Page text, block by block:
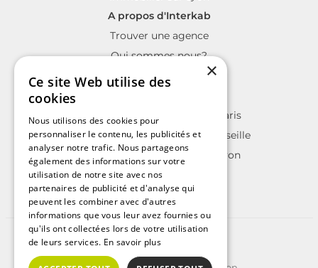
A propos d'Interkab
Trouver une agence
Qui sommes nous?
La charte Interkab
Annonces immobilières sur Paris
Annonces immobilières sur Marseille
Annonces immobilières sur Lyon
©2025 | Tous droits réservés
Plan du site
×
Ce site Web utilise des
cookies
Nous utilisons des cookies pour
personnaliser le contenu, les publicités et
analyser notre trafic. Nous partageons
également des informations sur votre
utilisation de notre site avec nos
partenaires de publicité et d'analyse qui
peuvent les combiner avec d'autres
informations que vous leur avez fournies ou
qu'ils ont collectées lors de votre utilisation
de leurs services. En savoir plus